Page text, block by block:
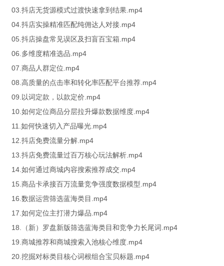
03.抖店无货源模式过渡快速拿到结果.mp4
04.抖店实操精准匹配纯佣达人对接.mp4
05.抖店操盘常见误区及扫盲百宝箱.mp4
06.多维度精准选品.mp4
07.商品人群定位.mp4
08.高质量的点击率和转化率匹配平台推荐.mp4
09.以词定款，以款定价.mp4
10.如何定位商品分层拉升爆款数据维度.mp4
11.如何快速切入产品曝光.mp4
12.抖店免费流量分解.mp4
13.抖店免费流量过百万核心玩法解析.mp4
14.如何通过商城内容搜索推荐成交.mp4
15.商品卡承接百万流量竞争强度数据模型.mp4
16.数据运营筛选蓝海类目.mp4
17.如何定位主打潜力爆品.mp4
18.（新）罗盘新版筛选蓝海类目和竞争力长尾词.mp4
19.商城推荐和商城搜索入池核心维度.mp4
20.挖掘对标类目核心词根组合宝贝标题.mp4